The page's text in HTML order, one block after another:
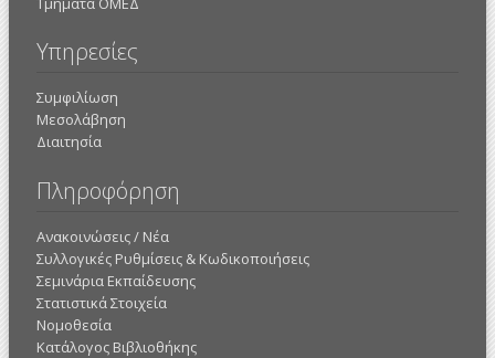
Υπηρεσίες
Συμφιλίωση
Μεσολάβηση
Διαιτησία
Πληροφόρηση
Ανακοινώσεις / Νέα
Συλλογικές Ρυθμίσεις & Κωδικοποιήσεις
Σεμινάρια Εκπαίδευσης
Στατιστικά Στοιχεία
Νομοθεσία
Κατάλογος Βιβλιοθήκης